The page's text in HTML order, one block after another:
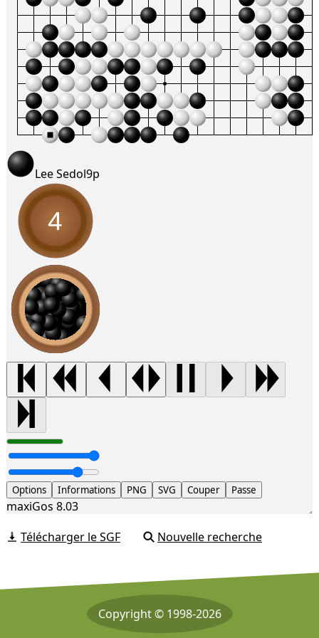
Lee Sedol9p
4
Options Informations PNG SVG Couper Passe
maxiGos 8.03
Télécharger le SGF
Nouvelle recherche
Copyright © 1998-2026